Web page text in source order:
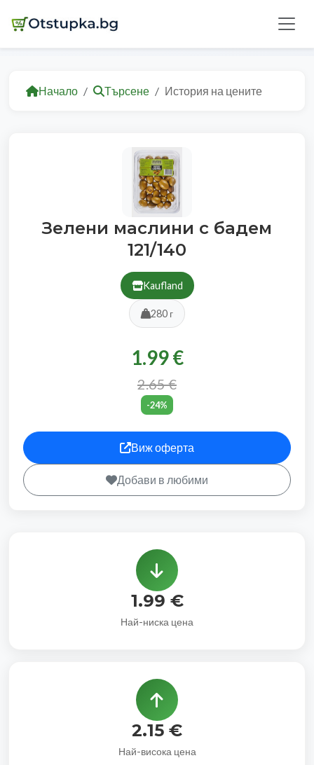
Начало Търсене История на цените
Зелени маслини с бадем
121/140
Kaufland
280 г
1.99 €
2.65 €
-24%
Виж оферта
Добави в любими
1.99 €
Най-ниска цена
2.15 €
Най-висока цена